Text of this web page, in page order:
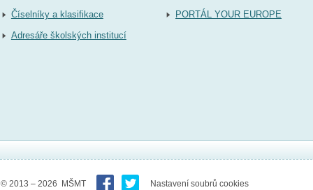
Číselníky a klasifikace
Adresáře školských institucí
PORTÁL YOUR EUROPE
© 2013 – 2026 MŠMT Nastavení soubrů cookies